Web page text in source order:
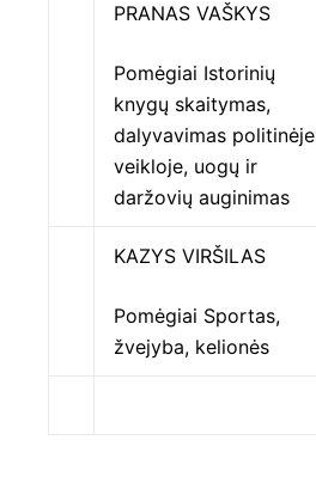
PRANAS VAŠKYS
Pomėgiai Istorinių
knygų skaitymas,
dalyvavimas politinėje
veikloje, uogų ir
daržovių auginimas
KAZYS VIRŠILAS
Pomėgiai Sportas,
žvejyba, kelionės